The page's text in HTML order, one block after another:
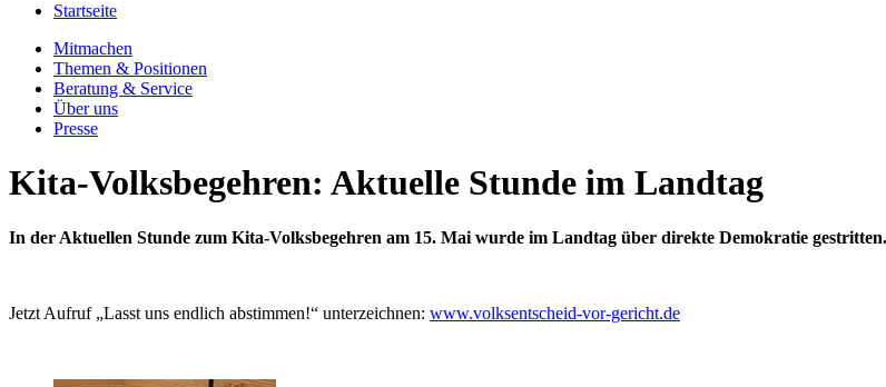
Startseite
Mitmachen
Themen & Positionen
Beratung & Service
Über uns
Presse
Kita-Volksbegehren: Aktuelle Stunde im Landtag
In der Aktuellen Stunde zum Kita-Volksbegehren am 15. Mai wurde im Landtag über direkte Demokratie
Jetzt Aufruf „Lasst uns endlich abstimmen!“ unterzeichnen: www.volksentscheid-vor-gericht.de